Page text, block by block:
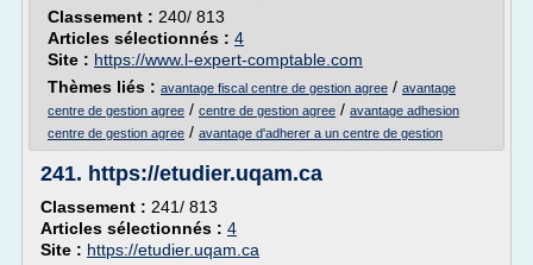
Classement : 240/ 813
Articles sélectionnés : 4
Site : https://www.l-expert-comptable.com
Thèmes liés : avantage fiscal centre de gestion agree / avantage
centre de gestion agree / centre de gestion agree / avantage adhesion
centre de gestion agree / avantage d'adherer a un centre de gestion
241. https://etudier.uqam.ca
Classement : 241/ 813
Articles sélectionnés : 4
Site : https://etudier.uqam.ca